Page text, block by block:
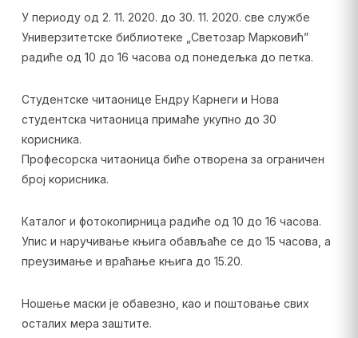
У периоду од 2. 11. 2020. до 30. 11. 2020. све службе
Универзитетске библиотеке „Светозар Марковић”
радиће од 10 до 16 часова од понедељка до петка.
Студентске читаонице Ендру Карнеги и Нова
студентска читаоница примаће укупно до 30
корисника.
Професорска читаоница биће отворена за ограничен
број корисника.
Каталог и фотокопирница радиће од 10 до 16 часова.
Упис и наручивање књига обављаће се до 15 часова, а
преузимање и враћање књига до 15.20.
Ношење маски је обавезно, као и поштовање свих
осталих мера заштите.